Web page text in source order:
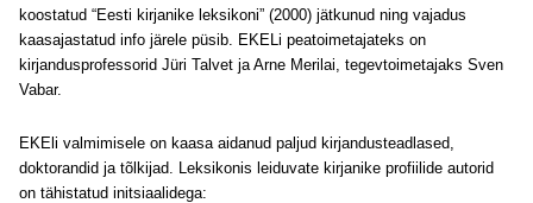
koostatud “Eesti kirjanike leksikoni” (2000) jätkunud ning vajadus
kaasajastatud info järele püsib. EKELi peatoimetajateks on
kirjandusprofessorid Jüri Talvet ja Arne Merilai, tegevtoimetajaks Sven
Vabar.
EKEli valmimisele on kaasa aidanud paljud kirjandusteadlased,
doktorandid ja tõlkijad. Leksikonis leiduvate kirjanike profiilide autorid
on tähistatud initsiaalidega: